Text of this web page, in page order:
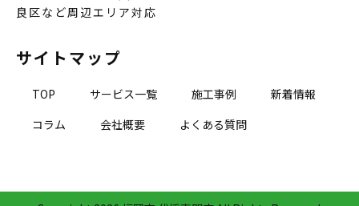
良区など周辺エリア対応
サイトマップ
TOP サービス一覧 施工事例
新着情報
コラム
会社概要 よくある質問